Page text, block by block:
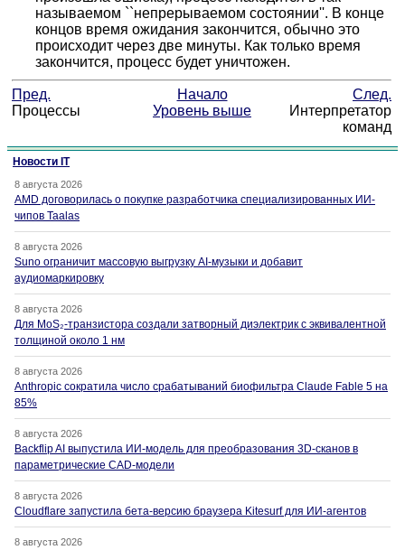
называемом ``непрерываемом состоянии''. В конце
концов время ожидания закончится, обычно это
происходит через две минуты. Как только время
закончится, процесс будет уничтожен.
Пред. Начало
След.
Процессы
Уровень выше
Интерпретатор
команд
Новости IT
8 августа 2026
AMD договорилась о покупке разработчика специализированных ИИ-
чипов Taalas
8 августа 2026
Suno ограничит массовую выгрузку AI-музыки и добавит
аудиомаркировку
8 августа 2026
Для MoS₂-транзистора создали затворный диэлектрик с эквивалентной
толщиной около 1 нм
8 августа 2026
Anthropic сократила число срабатываний биофильтра Claude Fable 5 на
85%
8 августа 2026
Backflip AI выпустила ИИ-модель для преобразования 3D-сканов в
параметрические CAD-модели
8 августа 2026
Cloudflare запустила бета-версию браузера Kitesurf для ИИ-агентов
8 августа 2026